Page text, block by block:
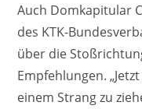
Auch Domkapitular
des KTK-
über die
Empfehlungen.
einem Strang zu